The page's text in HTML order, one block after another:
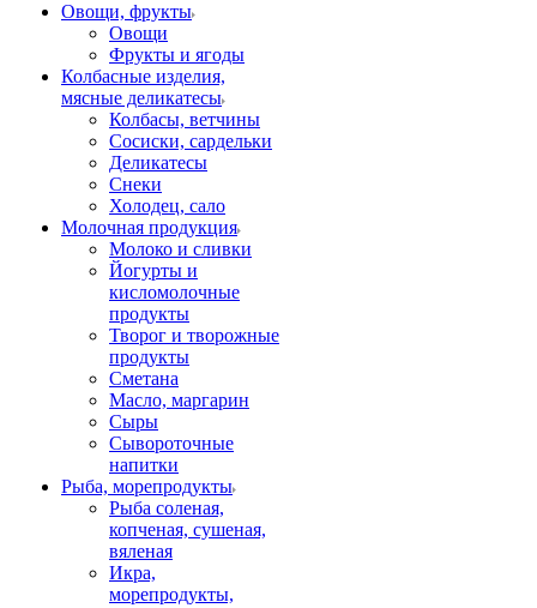
Овощи, фрукты
Овощи
Фрукты и ягоды
Колбасные изделия,
мясные деликатесы
Колбасы, ветчины
Сосиски, сардельки
Деликатесы
Снеки
Холодец, сало
Молочная продукция
Молоко и сливки
Йогурты и
кисломолочные
продукты
Творог и творожные
продукты
Сметана
Масло, маргарин
Сыры
Сывороточные
напитки
Рыба, морепродукты
Рыба соленая,
копченая, сушеная,
вяленая
Икра,
морепродукты,